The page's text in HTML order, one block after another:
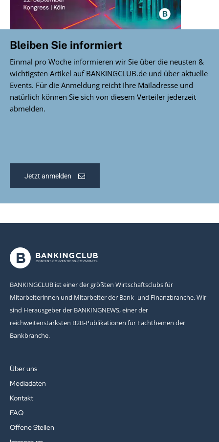
Bleiben Sie informiert
Einmal pro Woche informieren wir Sie über die neusten &
wichtigsten Artikel auf BANKINGCLUB.de und über aktuelle
Events. Für die Anmeldung reicht Ihre Mailadresse und
natürlich können Sie sich von diesem Verteiler jederzeit
abmelden.
Jetzt anmelden
BANKINGCLUB ist einer der größten Wirtschaftsclubs für
Mitarbeiterinnen und Mitarbeiter der Bank- und Finanzbranche. Wir
sind Herausgeber der BANKINGNEWS, einer der
reichweitenstärksten B2B-Publikationen für Fachthemen der
Bankbranche.
Über uns
Mediadaten
Kontakt
FAQ
Offene Stellen